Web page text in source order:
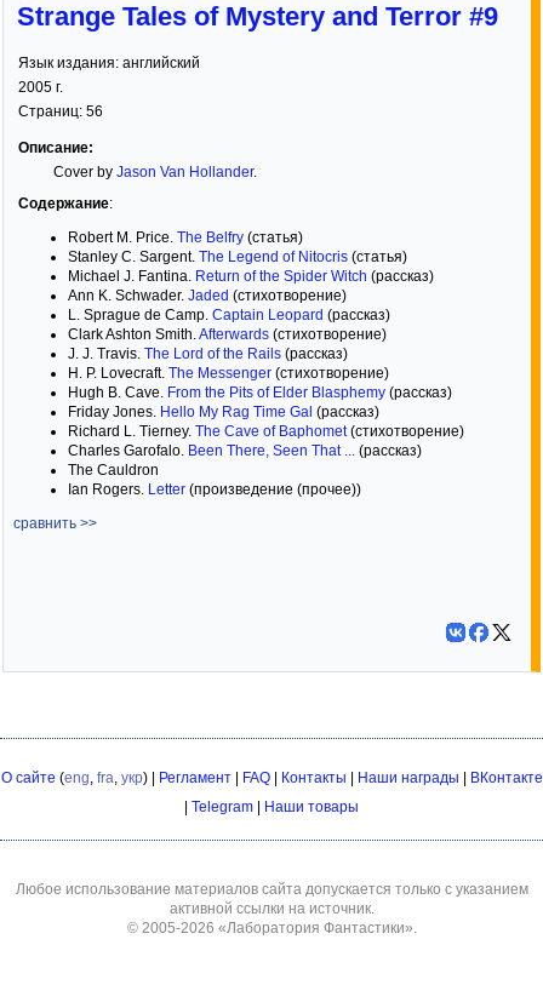
Strange Tales of Mystery and Terror #9
Язык издания: английский
2005 г.
Страниц: 56
Описание:
Cover by Jason Van Hollander.
Содержание:
Robert M. Price. The Belfry (статья)
Stanley C. Sargent. The Legend of Nitocris (статья)
Michael J. Fantina. Return of the Spider Witch (рассказ)
Ann K. Schwader. Jaded (стихотворение)
L. Sprague de Camp. Captain Leopard (рассказ)
Clark Ashton Smith.Afterwards (стихотворение)
J. J. Travis. The Lord of the Rails (рассказ)
H. P. Lovecraft. The Messenger (стихотворение)
Hugh B. Cave. From the Pits of Elder Blasphemy (рассказ)
Friday Jones. Hello My Rag Time Gal (рассказ)
Richard L. Tierney. The Cave of Baphomet(стихотворение)
Charles Garofalo. Been There, Seen That ... (рассказ)
The Cauldron
Ian Rogers. Letter (произведение (прочее))
сравнить >>
О сайте (eng, fra, укр) | Регламент| FAQ| Контакты Наши награды
ВКонтакте
Telegram Наши товары
Любое использование материалов сайта допускается только с указанием
активной ссылки на источник.
© 2005-2026 «Лаборатория Фантастики».